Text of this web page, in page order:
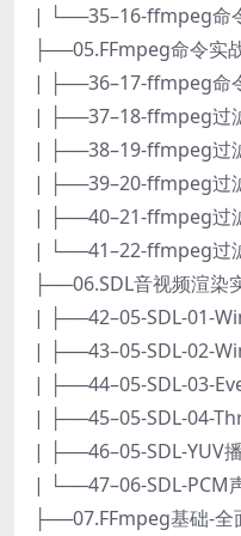
| └──35–16-ffmpeg命
├──05.FFmpeg命令实
| ├──36–17-ffmpeg命
| ├──37–18-ffmpeg过
| ├──38–19-ffmpeg过
| ├──39–20-ffmpeg过
| ├──40–21-ffmpeg过
| └──41–22-ffmpeg过
├──06.SDL音视频渲染
| ├──42–05-SDL-01-
| ├──43–05-SDL-02-
| ├──44–05-SDL-03-
| ├──45–05-SDL-04-
| ├──46–05-SDL-YUV
| └──47–06-SDL-PCM
├──07.FFmpeg基础-全